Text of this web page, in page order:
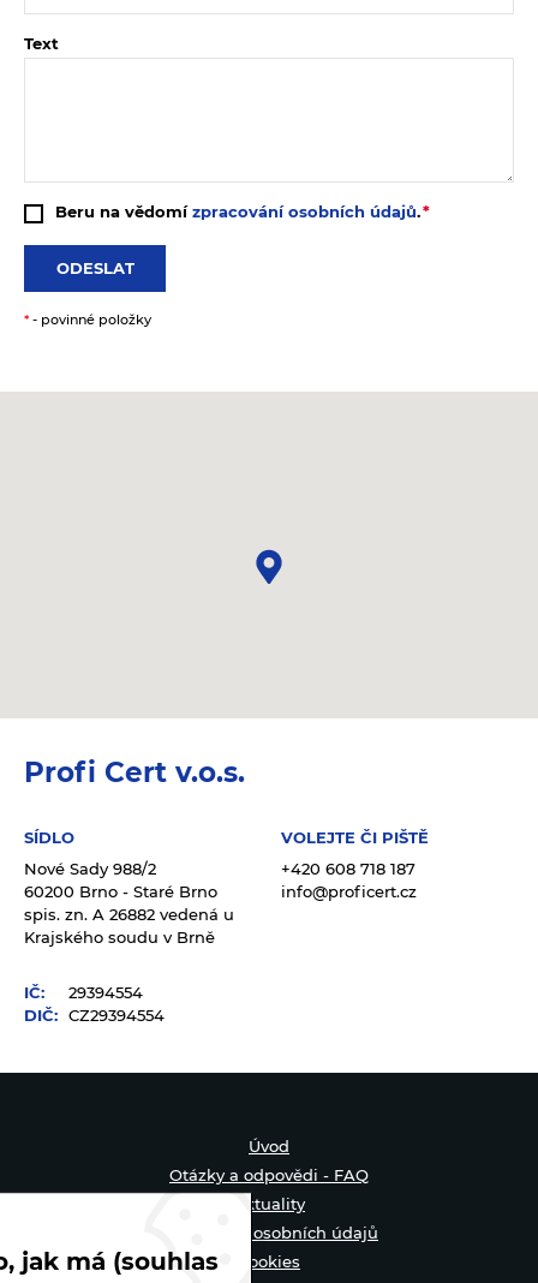
Text
Beru na vědomízpracování osobních údajů.
ODESLAT
* - povinné položky
Profi Cert v.o.s.
SÍDLO
Nové Sady 988/2
60200 Brno - Staré Brno
spis. zn. A 26882 vedená u
Krajského soudu v Brně
VOLEJTE ČI PIŠTĚ
+420 608 718 187
info@proficert.cz
IČ:
29394554
DIČ: CZ29394554
Úvod
Otázky a odpovědi - FAQ
Aktuality
Zpracování osobních údajů
Cookies
jak má (souhlas